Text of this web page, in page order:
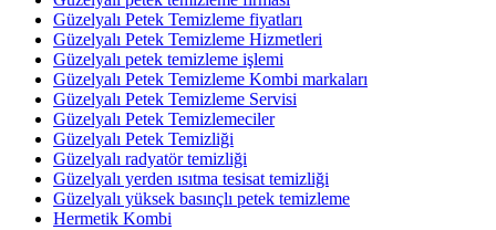
Güzelyalı Petek Temizleme fiyatları
Güzelyalı Petek Temizleme Hizmetleri
Güzelyalı petek temizleme işlemi
Güzelyalı Petek Temizleme Kombi markaları
Güzelyalı Petek Temizleme Servisi
Güzelyalı Petek Temizlemeciler
Güzelyalı Petek Temizliği
Güzelyalı radyatör temizliği
Güzelyalı yerden ısıtma tesisat temizliği
Güzelyalı yüksek basınçlı petek temizleme
Hermetik Kombi